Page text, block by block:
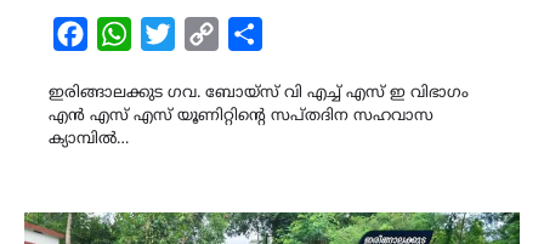
FacebookWhatsAppTwitterCopy
ഇരിങ്ങാലക്കുട ഗവ. ബോയ്സ് വി എച്ച് എസ് ഇ വിഭാഗം
എൻ എസ് എസ് യൂണിറ്റിന്റെ സപ്തദിന സഹവാസ
ക്യാമ്പിൽ…